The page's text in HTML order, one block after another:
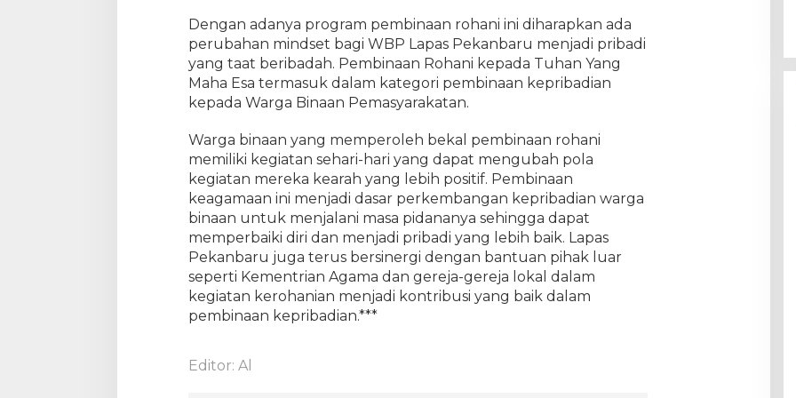
W
B
r
s
t
e
n
L
a
p
a
e
a
Dengan adanya program pembinaan rohani ini diharapkan ada
perubahan mindset bagi WBP Lapas Pekanbaru menjadi pribadi
yang taat beribadah. Pembinaan Rohani kepada Tuhan Yang
Maha Esa termasuk dalam kategori pembinaan kepribadian
kepada Warga Binaan Pemasyarakatan.
Warga binaan yang memperoleh bekal pembinaan rohani
memiliki kegiatan sehari-hari yang dapat mengubah pola
kegiatan mereka kearah yang lebih positif. Pembinaan
keagamaan ini menjadi dasar perkembangan kepribadian warga
binaan untuk menjalani masa pidananya sehingga dapat
memperbaiki diri dan menjadi pribadi yang lebih baik. Lapas
Pekanbaru juga terus bersinergi dengan bantuan pihak luar
seperti Kementrian Agama dan gereja-gereja lokal dalam
kegiatan kerohanian menjadi kontribusi yang baik dalam
pembinaan kepribadian.***
Editor: Al